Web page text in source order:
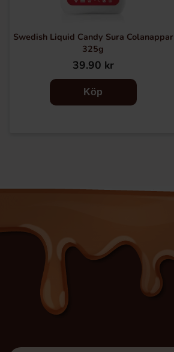
Swedish Liquid Candy Sura Colanappar
325g
39.90 kr
Köp